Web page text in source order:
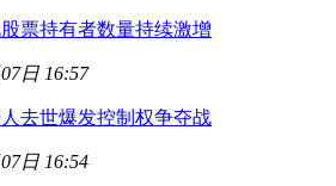
票持有者数量持续激增
日 16:57
去世爆发控制权争夺战
日 16:54